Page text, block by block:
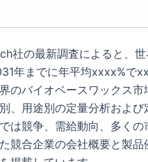
社の最新調査によると、
年までに年平均xxxx%で
のバイオベースワックス
、用途別の定量分析およ
は競争、需給動向、多く
競合企業の会社概要と製